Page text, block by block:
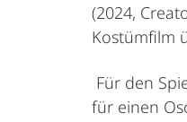
(2024,
Kostümfilm
Für den
für einen